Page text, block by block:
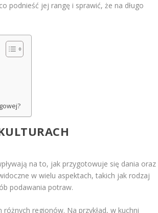
podnieść jej rangę i sprawić, że na długo
na to, jak przygotowuje się dania oraz
w wielu aspektach, takich jak rodzaj
podawania potraw.
regionów. Na przykład, w kuchni